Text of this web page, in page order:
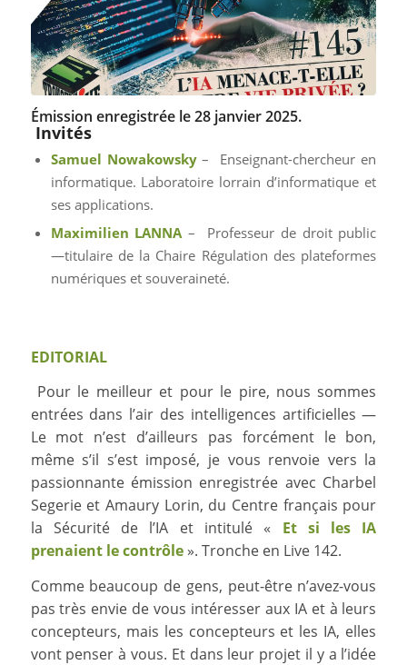
Émission enregistrée le 28 janvier 2025.
Invités
Samuel Nowakowsky– Enseignant-chercheur en
informatique. Laboratoire lorrain d’informatique et
ses applications.
Maximilien LANNA– Professeur de droit public
—titulaire de la Chaire Régulation des plateformes
numériques et souveraineté.
EDITORIAL
Pour le meilleur et pour le pire, nous sommes
entrées dans l’air des intelligences artificielles —
Le mot n’est d’ailleurs pas forcément le bon,
même s’il s’est imposé, je vous renvoie vers la
passionnante émission enregistrée avec Charbel
Segerie et Amaury Lorin, du Centre français pour
la Sécurité de l’IA et intitulé « Et si les IA
prenaient le contrôle». Tronche en Live 142.
Comme beaucoup de gens, peut-être n’avez-vous
pas très envie de vous intéresser aux IA et à leurs
concepteurs, mais les concepteurs et les IA, elles
vont penser à vous. Et dans leur projet il y a l’idée